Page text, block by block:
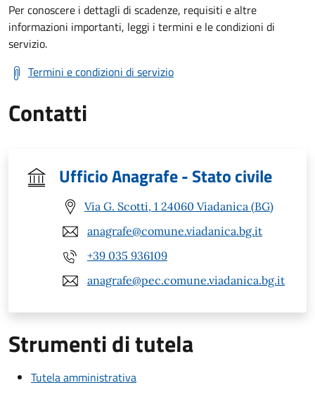
Per conoscere i dettagli di scadenze, requisiti e altre
informazioni importanti, leggi i termini e le condizioni di
servizio.
Termini e condizioni di servizio
Contatti
Ufficio Anagrafe - Stato civile
Via G. Scotti, 1 24060 Viadanica (BG)
anagrafe@comune.viadanica.bg.it
+39 035 936109
anagrafe@pec.comune.viadanica.bg.it
Strumenti di tutela
Tutela amministrativa